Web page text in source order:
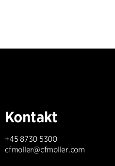
Kontakt
+45 8730 5300
cfmoller@cfmoller.com